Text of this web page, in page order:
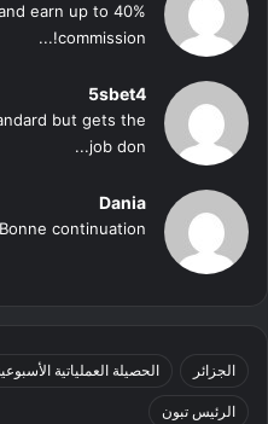
earn up to 40%
commission!...
5sbet4
but gets the
job don...
Dania
Bonne continuation...
الجزائر الحصيلة العملياتية
الرئيس تبون